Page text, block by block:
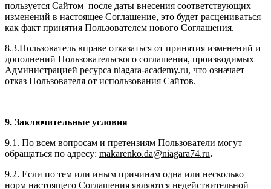
пользуется Сайтом после даты внесения соответствующих
изменений в настоящее Соглашение, это будет расцениваться
как факт принятия Пользователем нового Соглашения.
8.3.Пользователь вправе отказаться от принятия изменений и
дополнений Пользовательского соглашения, производимых
Администрацией ресурса niagara-academy.ru, что означает
отказ Пользователя от использования Сайтов.
9. Заключительные условия
9.1. По всем вопросам и претензиям Пользователи могут
обращаться по адресу: makarenko.da@niagara74.ru.
9.2. Если по тем или иным причинам одна или несколько
норм настоящего Соглашения являются недействительной